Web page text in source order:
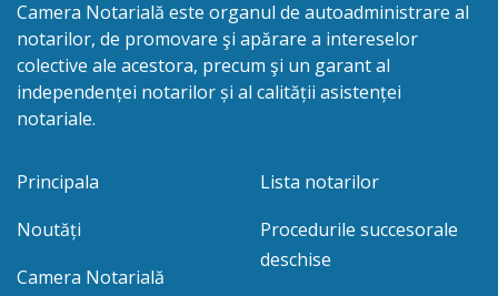
Camera Notarială este organul de autoadministrare al
notarilor, de promovare şi apărare a intereselor
colective ale acestora, precum şi un garant al
independenței notarilor și al calității asistenței
notariale.
Principala
Noutăți
Camera Notarială
Lista notarilor
Procedurile succesorale
deschise